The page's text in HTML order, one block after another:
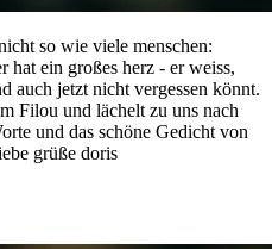
so wie viele menschen:
hat ein großes herz - er weiss,
auch jetzt nicht vergessen könnt.
Filou und lächelt zu uns nach
und das schöne Gedicht von
grüße doris